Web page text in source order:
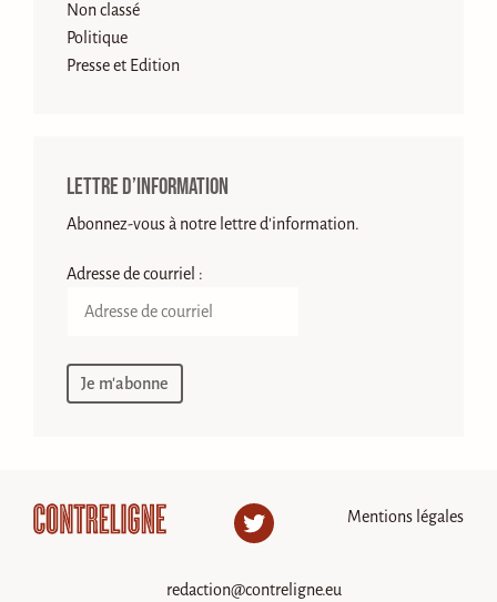
Non classé
Politique
Presse et Edition
Lettre d’information
Abonnez-vous à notre lettre d'information.
Adresse de courriel :
Twitter
redaction@contreligne.eu
Mentions légales